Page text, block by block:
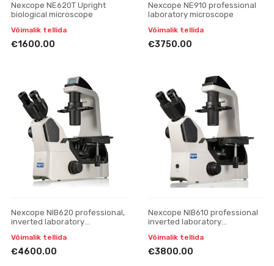
Nexcope NE620T Upright
biological microscope
Võimalik tellida
€1600.00
Nexcope NE910 professional
laboratory microscope
Võimalik tellida
€3750.00
Nexcope NIB620 professional,
inverted laboratory
Võimalik tellida
€4600.00
Nexcope NIB610 professional
inverted laboratory
Võimalik tellida
€3800.00